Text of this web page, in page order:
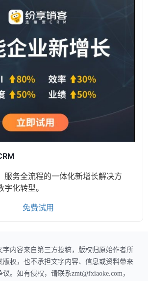
服务全流程的一体化新增长解决方
化转型。
免费试用
字内容来自第三方投稿，版权归原始作者所
版权，也不承担文字内容、信息或资料带来
。如有侵权，请联系zmt@fxiaoke.com，